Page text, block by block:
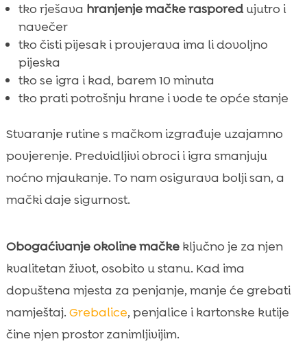
tko rješava hranjenje mačke rasporedujutro i
navečer
tko čisti pijesak i provjerava ima li dovoljno
pijeska
tko se igra i kad, barem 10 minuta
tko prati potrošnju hrane i vode te opće stanje
Stvaranje rutine s mačkom izgrađuje uzajamno
povjerenje. Predvidljivi obroci i igra smanjuju
noćno mjaukanje. To nam osigurava bolji san, a
mački daje sigurnost.
Obogaćivanje okoline mačkeključno je za njen
kvalitetan život, osobito u stanu. Kad ima
dopuštena mjesta za penjanje, manje će grebati
namještaj. Grebalice, penjalice i kartonske kutije
čine njen prostor zanimljivijim.